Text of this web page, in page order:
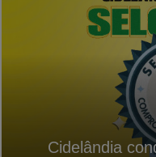
Cidelândia